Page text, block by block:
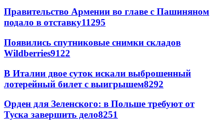
Правительство Армении во главе с Пашиняном
подало в отставку11295
Появились спутниковые снимки складов
Wildberries9122
В Италии двое суток искали выброшенный
лотерейный билет с выигрышем8292
Орден для Зеленского: в Польше требуют от
Туска завершить дело8251